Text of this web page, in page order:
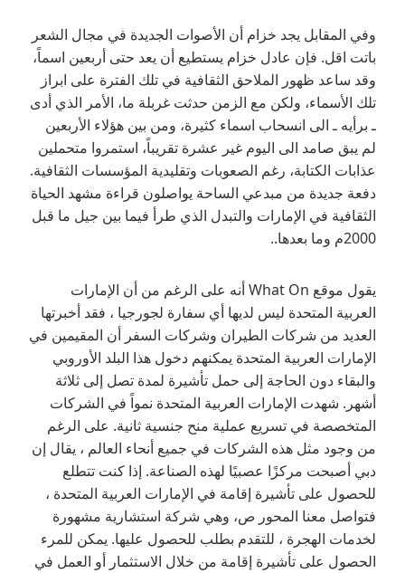
وفي المقابل يجد خزام أن الأصوات الجديدة في مجال الشعر
باتت اقل. فإن عادل خزام يستطيع أن يعد حتى أربعين اسماً،
وقد ساعد ظهور الملاحق الثقافية في تلك الفترة على ابراز
تلك الأسماء، ولكن مع الزمن حدثت غربلة ما، الأمر الذي أدى
ـ برأيه ـ الى انسحاب اسماء كثيرة، ومن بين هؤلاء الأربعين
لم يبق صامد الى اليوم غير عشرة تقريباً، استمروا متحملين
عذابات الكتابة، رغم الصعوبات وتقليدية المؤسسات الثقافية.
دفعة جديدة من مبدعي الساحة يواصلون قراءة مشهد الحياة
الثقافية في الإمارات والتبدل الذي طرأ فيما بين جيل ما قبل
2000م وما بعدها..
يقول موقع What On أنه على الرغم من أن الإمارات
العربية المتحدة ليس لديها أي سفارة لجورجيا ، فقد أخبرتها
العديد من شركات الطيران وشركات السفر أن المقيمين في
الإمارات العربية المتحدة يمكنهم دخول هذا البلد الأوروبي
والبقاء دون الحاجة إلى حمل تأشيرة لمدة تصل إلى ثلاثة
أشهر. شهدت الإمارات العربية المتحدة نمواً في الشركات
المتخصصة في تسريع عملية منح جنسية ثانية. على الرغم
من وجود مثل هذه الشركات في جميع أنحاء العالم ، يقال إن
دبي أصبحت مركزًا عصبيًا لهذه الصناعة. إذا كنت تتطلع
للحصول على تأشيرة إقامة في الإمارات العربية المتحدة ،
فتواصل معنا المحور ص، وهي شركة استشارية مشهورة
لخدمات الهجرة ، للتقدم بطلب للحصول عليها. يمكن للمرء
الحصول على تأشيرة إقامة من خلال الاستثمار أو العمل في